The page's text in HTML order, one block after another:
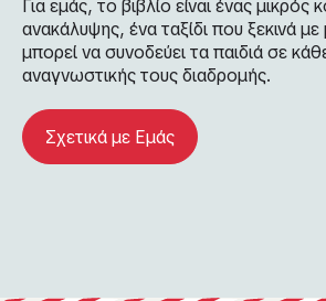
Για εμάς, το βιβλίο είναι ένας μικρός
ανακάλυψης, ένα ταξίδι που ξεκινά με
μπορεί να συνοδεύει τα παιδιά σε
αναγνωστικής τους διαδρομής.
Σχετικά με Εμάς